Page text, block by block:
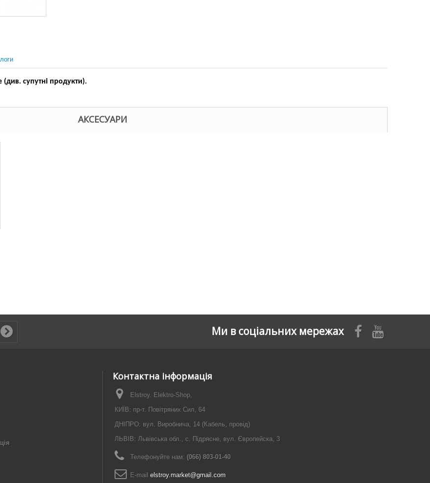
супутні продукти).
АКСЕСУАРИ
Ми в соціальних мережах
Контактна інформація
Elstroy. Elektro-Shop,
КИЇВ: пр-т. Повітряних Сил, 64
ДНІПРО: вул. Виробнича, 14 (Кабель, провід)
ЛЬВІВ: Львівська обл., с. Підрясне, вул. Європейска, 3
Телефонуйте нам: (066) 803-01-40
E-maіl elstroy.market@gmail.com